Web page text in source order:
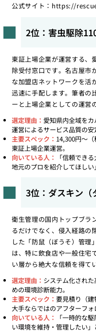
公式サイト： https://
2位：害虫駆除
東証上場企業が運営する、
除受付窓口です。名古屋市
な加盟店ネットワークを活
迅速に手配します。筆者の
ーと上場企業としての運営
選定理由： 愛知県内全域を
運営によるサービス品質の安
主要スペック： 14,300円〜（
東証上場企業運営。
向いている人：
「信頼でき
地元のプロを紹介してほしい
3位：ダスキン（
衛生管理の国内トップブラ
るだけでなく、侵入経路の
した「防鼠（ぼうそ）管理
は、特に飲食店や一般住宅
い層から絶大な信頼を得て
選定理由： システム化され
めの環境診断能力。
主要スペック： 要見積り（建
大手ならではのアフターフォ
向いている人：
「一時的な
い環境を維持・管理したい」